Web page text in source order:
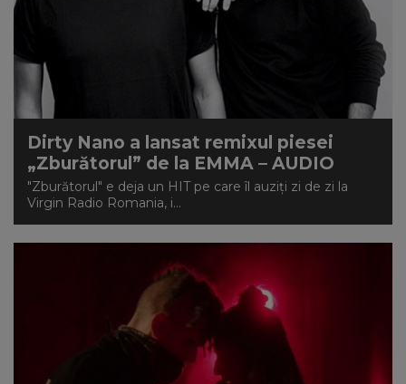
Dirty Nano a lansat remixul piesei
„Zburătorul” de la EMMA – AUDIO
"Zburătorul" e deja un HIT pe care îl auziți zi de zi la
Virgin Radio Romania, i...